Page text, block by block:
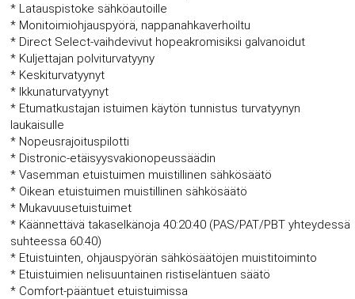
* Latauspistoke sähköautoille
* Monitoimiohjauspyörä, nappanahkaverhoiltu
* Direct Select-vaihdevivut hopeakromisiksi galvanoidut
* Kuljettajan polviturvatyyny
* Keskiturvatyynyt
* Ikkunaturvatyynyt
* Etumatkustajan istuimen käytön tunnistus turvatyynyn
laukaisulle
* Nopeusrajoituspilotti
* Distronic-etäisyysvakionopeussäädin
* Vasemman etuistuimen muistillinen sähkösäätö
* Oikean etuistuimen muistillinen sähkösäätö
* Mukavuusetuistuimet
* Käännettävä takaselkänoja 40:20:40 (PAS/PAT/PBT yhteydessä
suhteessa 60:40)
* Etuistuinten, ohjauspyörän sähkösäätöjen muistitoiminto
* Etuistuimien nelisuuntainen ristiseläntuen säätö
* Comfort-pääntuet etuistuimissa